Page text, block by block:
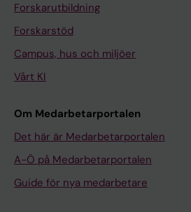
Forskarutbildning
Forskarstöd
Campus, hus och miljöer
Vårt KI
Om Medarbetarportalen
Det här är Medarbetarportalen
A-Ö på Medarbetarportalen
Guide för nya medarbetare